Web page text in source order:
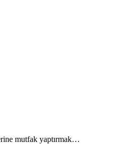
mutfak yaptırmak…